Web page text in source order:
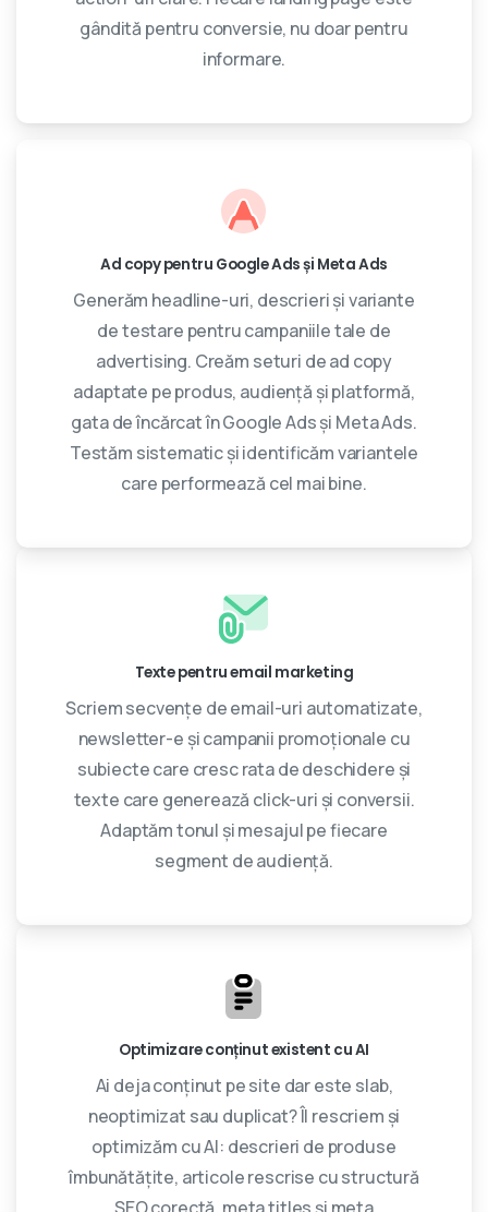
gândită pentru conversie, nu doar pentru
informare.
Ad copy pentru Google Ads și Meta Ads
Generăm headline-uri, descrieri și variante
de testare pentru campaniile tale de
advertising. Creăm seturi de ad copy
adaptate pe produs, audiență și platformă,
gata de încărcat în Google Ads și Meta Ads.
Testăm sistematic și identificăm variantele
care performează cel mai bine.
Texte pentru email marketing
Scriem secvențe de email-uri automatizate,
newsletter-e și campanii promoționale cu
subiecte care cresc rata de deschidere și
texte care generează click-uri și conversii.
Adaptăm tonul și mesajul pe fiecare
segment de audiență.
Optimizare conținut existent cu AI
Ai deja conținut pe site dar este slab,
neoptimizat sau duplicat? Îl rescriem și
optimizăm cu AI: descrieri de produse
îmbunătățite, articole rescrise cu structură